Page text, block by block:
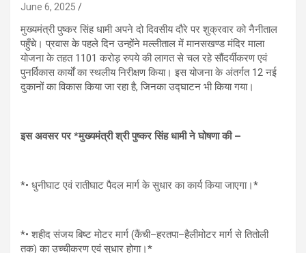
June 6, 2025
मुख्यमंत्री पुष्कर सिंह धामी अपने दो दिवसीय दौरे पर शुक्रवार को नैनीताल
पहुँचे। प्रवास के पहले दिन उन्होंने मल्लीताल में मानसखण्ड मंदिर माला
योजना के तहत 1101 करोड़ रुपये की लागत से चल रहे सौंदर्यीकरण एवं
पुनर्विकास कार्यों का स्थलीय निरीक्षण किया। इस योजना के अंतर्गत 12 नई
दुकानों का विकास किया जा रहा है, जिनका उद्घाटन भी किया गया।
इस अवसर पर *मुख्यमंत्री श्री पुष्कर सिंह धामी ने घोषणा की –
*• धुनीघाट एवं रातीघाट पैदल मार्ग के सुधार का कार्य किया जाएगा।*
*• शहीद संजय बिष्ट मोटर मार्ग (कैंची–हरतपा–हैलीमोटर मार्ग से तितोली
तक) का उच्चीकरण एवं सुधार होगा।*